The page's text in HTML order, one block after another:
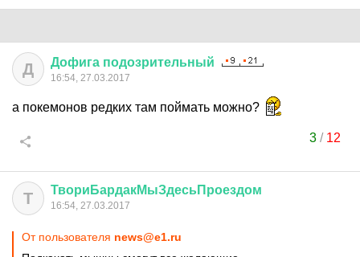
Д Дофига подозрительный
16:54, 27.03.2017
а покемонов редких там поймать можно?
3 / 12
Т ТвориБардакМыЗдесьПроездом
16:54, 27.03.2017
От пользователя news@e1.ru